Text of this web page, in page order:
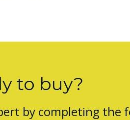
to buy?
by completing the